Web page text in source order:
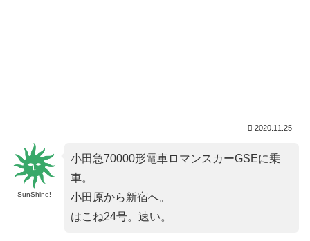
2020.11.25
SunShine!
小田急70000形電車ロマンスカーGSEに乗
車。
小田原から新宿へ。
はこね24号。速い。